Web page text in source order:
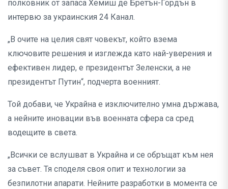
полковник от запаса Хемиш де Бретън-Гордън в
интервю за украинския 24 Канал.
„В очите на целия свят човекът, който взема
ключовите решения и изглежда като най-уверения и
ефективен лидер, е президентът Зеленски, а не
президентът Путин“, подчерта военният.
Той добави, че Украйна е изключително умна държава,
а нейните иновации във военната сфера са сред
водещите в света.
„Всички се вслушват в Украйна и се обръщат към нея
за съвет. Тя споделя своя опит и технологии за
безпилотни апарати. Нейните разработки в момента се